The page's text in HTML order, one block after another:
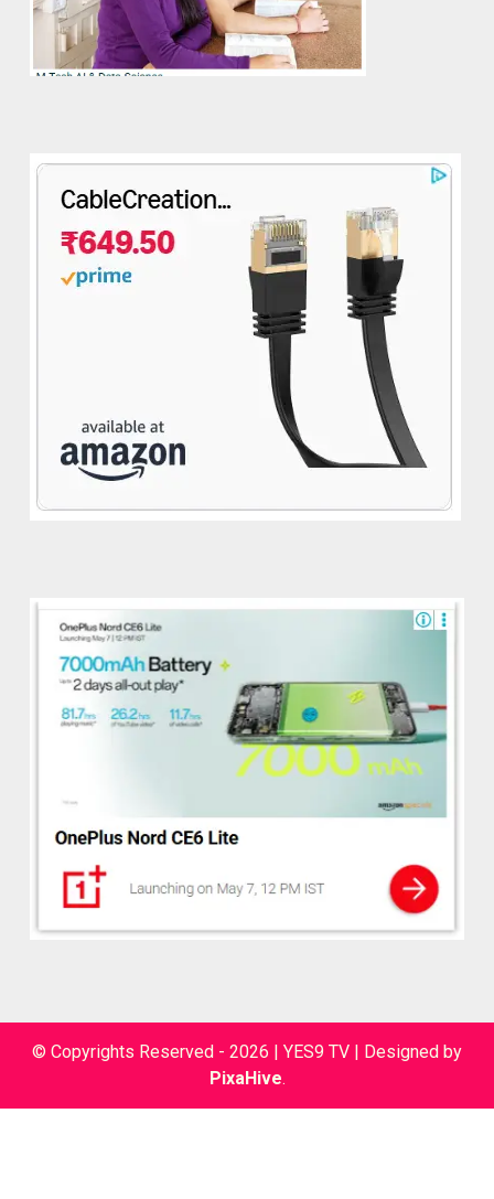
© Copyrights Reserved - 2026 | YES9 TV
Designed by
PixaHive.